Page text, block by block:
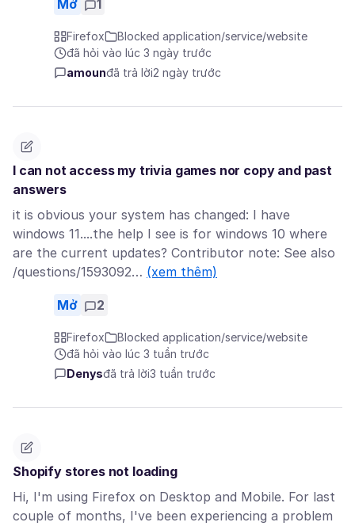
Mở 1
Firefox
Blocked application/service/website
đã hỏi vào lúc 3 ngày trước
amounđã trả lời2 ngày trước
I can not access my trivia games nor copy and past
answers
it is obvious your system has changed: I have
windows 11....the help I see is for windows 10 where
are the current updates? Contributor note: See also
/questions/1593092… (xem thêm)
Mở 2
Firefox
Blocked application/service/website
đã hỏi vào lúc 3 tuần trước
Denysđã trả lời3 tuần trước
Shopify stores not loading
Hi, I'm using Firefox on Desktop and Mobile. For last
couple of months, I've been experiencing a problem